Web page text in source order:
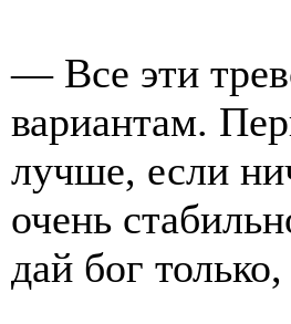
— Все эти
вариантам.
лучше, если
очень
дай бог